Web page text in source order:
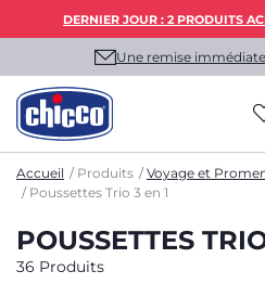
DERNIER JOUR : 2 PRODUITS
Une remise
Accueil Produits Voyage et
Poussettes Trio 3 en 1
POUSSETTES
36 Produits